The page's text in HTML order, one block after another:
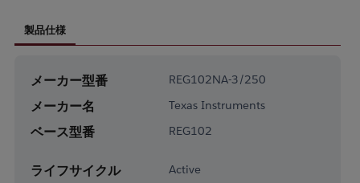
製品仕様
メーカー型番 REG102NA-3/250
メーカー名 Texas Instruments
ベース型番 REG102
ライフサイクル Active